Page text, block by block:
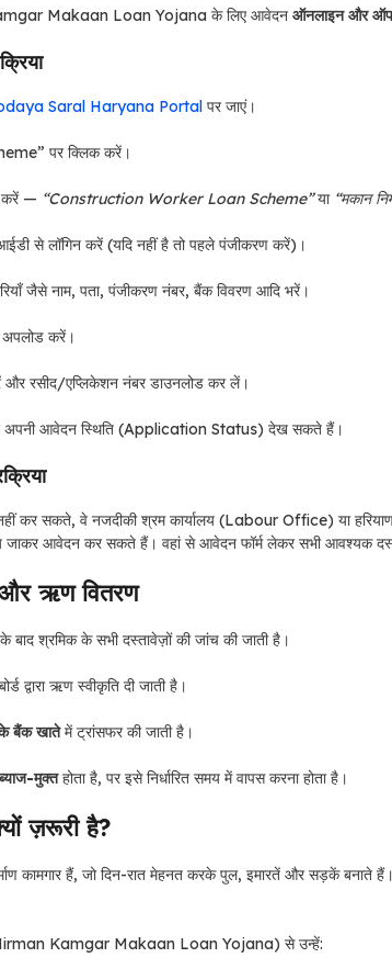
Makaan Loan Yojana के लिए आवेदन ऑनलाइन और
Saral Haryana Portal पर जाएं।
पर क्लिक करें।
करें — “Construction Worker Loan Scheme”या “मकान
से लॉगिन करें (यदि नहीं है तो पहले पंजीकरण करें)।
जैसे नाम, पता, पंजीकरण नंबर, बैंक विवरण आदि भरें।
करें।
रसीद/एप्लिकेशन नंबर डाउनलोड कर लें।
आवेदन स्थिति (Application Status) देख सकते हैं।
कर सकते, वे नजदीकी श्रम कार्यालय (Labour Office) या हरियाणा
आवेदन कर सकते हैं। वहां से आवेदन फॉर्म लेकर सभी आवश्यक
ऋण वितरण
बाद श्रमिक के सभी दस्तावेज़ों की जांच की जाती है।
द्वारा ऋण स्वीकृति दी जाती है।
बैंक खातेमें ट्रांसफर की जाती है।
ब्याज-मुक्तहोता है, पर इसे निर्धारित समय में वापस करना होता है।
ज़रूरी है?
कामगार हैं, जो दिन-रात मेहनत करके पुल, इमारतें और सड़कें बनाते
Kamgar Makaan Loan Yojana) से उन्हें: